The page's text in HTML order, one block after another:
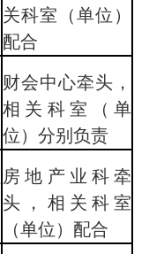
关科室（单位）
配合
财会中心牵头，
相关科室（单
位）分别负责
房地产业科牵
头，相关科室
（单位）配合